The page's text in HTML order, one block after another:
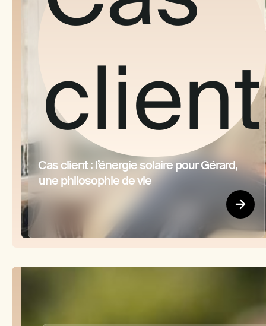
FAQ
client
Cas client : l’énergie solaire pour Gérard,
une philosophie de vie